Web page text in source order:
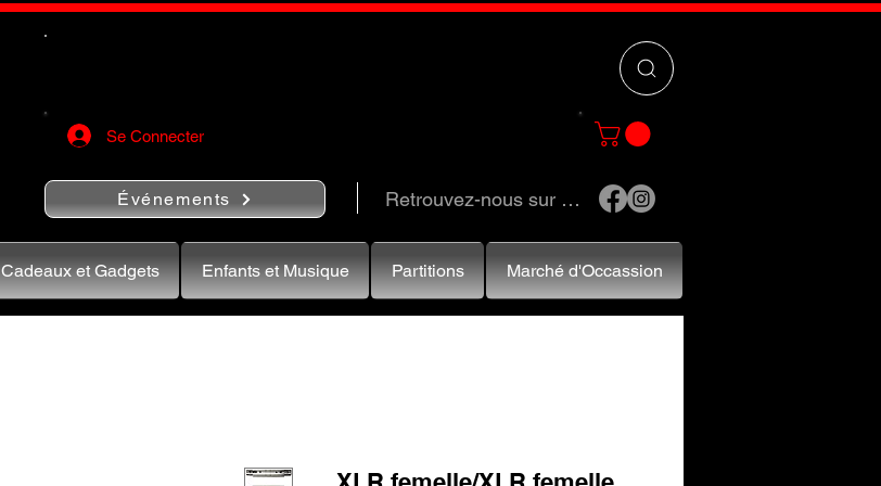
Se Connecter
Événements Retrouvez-nous sur …
Cadeaux et Gadgets Enfants et Musique Partitions Marché d'Occassion